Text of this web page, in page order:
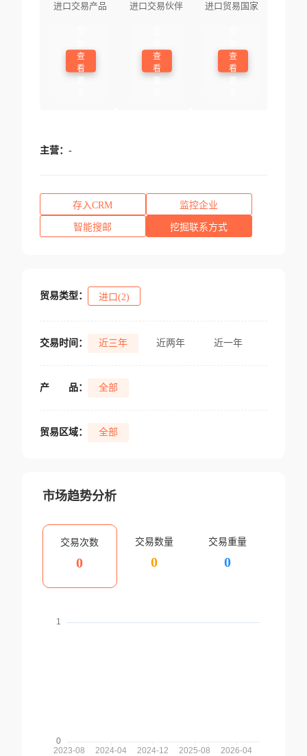
进口交易产品
查
看
进口交易伙伴
查
看
进口贸易国家
查
看
主营： -
存入CRM 监控企业
智能搜邮 挖掘联系方式
贸易类型： 进口(2)
交易时间： 近三年 近两年 近一年
产 品： 全部
贸易区域： 全部
市场趋势分析
交易次数
0
交易数量
0
交易重量
0